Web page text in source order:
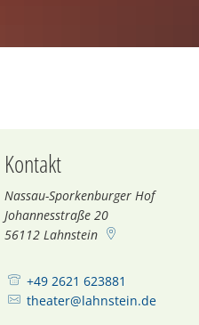
Kontakt
Nassau-Sporkenburger Hof
Johannesstraße 20
56112 Lahnstein
+49 2621 623881
theater@lahnstein.de